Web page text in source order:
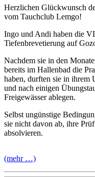
Herzlichen Glückwunsch
vom Tauchclub Lemgo!
Ingo und Andi haben die
Tiefenbrevetierung auf
Nachdem sie in den
bereits im Hallenbad die
haben, durften sie in ihrem
und nach einigen
Freigewässer ablegen.
Selbst ungünstige
sie nicht davon ab, ihre
absolvieren.
(mehr …)